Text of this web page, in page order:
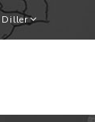
Diller